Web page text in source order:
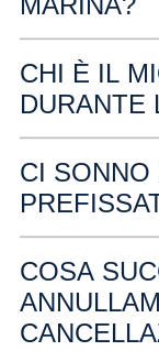
CHI È IL
DURANTE
CI SONNO
COSA